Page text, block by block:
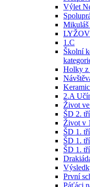
Výlet
Mikuláš
1.C
Školní
Holky z
2.A
Život
ŠD 2.
Život v
ŠD 1.
ŠD 1.
ŠD 1.
První